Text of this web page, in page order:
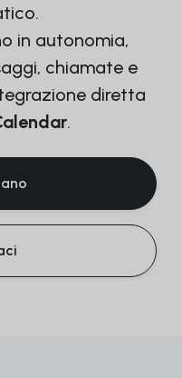
in autonomia,
chiamate e
diretta
.